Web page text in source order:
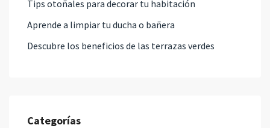
Tips otoñales para decorar tu habitación
Aprende a limpiar tu ducha o bañera
Descubre los beneficios de las terrazas verdes
Categorías